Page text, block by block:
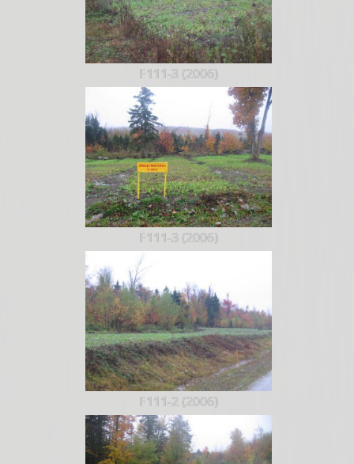
F111-3 (2006)
F111-3 (2006)
F111-2 (2006)